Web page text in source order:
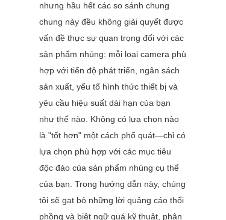
nhưng hầu hết các so sánh chung
chung này đều không giải quyết được
vấn đề thực sự quan trọng đối với các
sản phẩm nhúng: mỗi loại camera phù
hợp với tiến độ phát triển, ngân sách
sản xuất, yếu tố hình thức thiết bị và
yêu cầu hiệu suất dài hạn của bạn
như thế nào. Không có lựa chọn nào
là "tốt hơn" một cách phổ quát—chỉ có
lựa chọn phù hợp với các mục tiêu
độc đáo của sản phẩm nhúng cụ thể
của bạn. Trong hướng dẫn này, chúng
tôi sẽ gạt bỏ những lời quảng cáo thổi
phồng và biệt ngữ quá kỹ thuật, phân